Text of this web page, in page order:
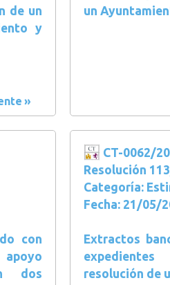
de un
y
un
con
apoyo
dos
CT-0062/
Resolución
Categoría:
Fecha: 21/05/
Extractos
resolución de